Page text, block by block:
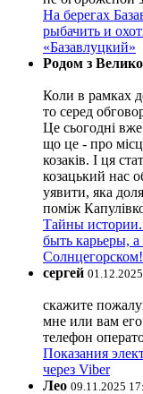
На берегах
рыбачить и
«Базавлуцкий»
Родом з
Коли в рамках
то серед
Це сьогодні
що це - про
козаків. І ця
козацький нас
уявити, яка
поміж
Тайны истории.
быть карьеры,
Солнцегорском!
сергей
скажите
мне или вам
телефон
Показания
через Viber
Лео 09.11.2025